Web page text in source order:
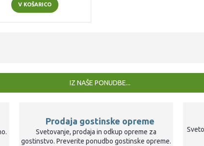
V KOŠARICO
IZ NAŠE PONUDBE...
Prodaja gostinske opreme
Svetovanje, prodaja in odkup opreme za
gostinstvo. Preverite ponudbo gostinske opreme.